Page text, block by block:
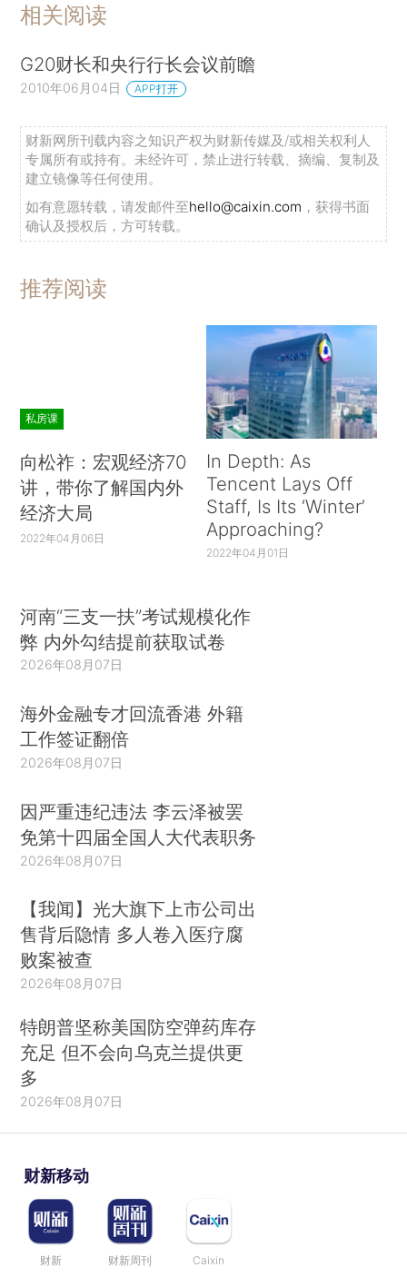
相关阅读
G20财长和央行行长会议前瞻
2010年06月04日 APP打开
财新网所刊载内容之知识产权为财新传媒及/或相关权利人
专属所有或持有。未经许可，禁止进行转载、摘编、复制及
建立镜像等任何使用。
如有意愿转载，请发邮件至hello@caixin.com ，获得书面
确认及授权后，方可转载。
推荐阅读
私房课
向松祚：宏观经济70
讲，带你了解国内外
经济大局
2022年04月06日
In Depth: As
Tencent Lays Off
Staff, Is Its ‘Winter’
Approaching?
2022年04月01日
河南“三支一扶”考试规模化作
弊 内外勾结提前获取试卷
2026年08月07日
海外金融专才回流香港 外籍
工作签证翻倍
2026年08月07日
因严重违纪违法 李云泽被罢
免第十四届全国人大代表职务
2026年08月07日
【我闻】光大旗下上市公司出
售背后隐情 多人卷入医疗腐
败案被查
2026年08月07日
特朗普坚称美国防空弹药库存
充足 但不会向乌克兰提供更
多
2026年08月07日
财新移动
财新 财新周刊 Caixin